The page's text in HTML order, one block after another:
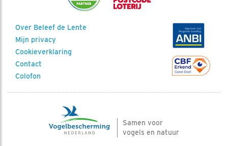
Over Beleef de Lente
Mijn privacy
Cookieverklaring
Contact
Colofon
Samen voor
vogels en natuur